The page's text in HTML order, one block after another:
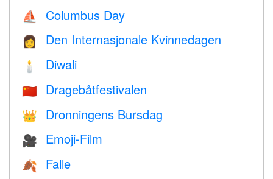
⛵️ Columbus Day
👩 Den Internasjonale Kvinnedagen
🕯 Diwali
🇨🇳 Dragebåtfestivalen
👑 Dronningens Bursdag
🎥 Emoji-Film
🍂 Falle